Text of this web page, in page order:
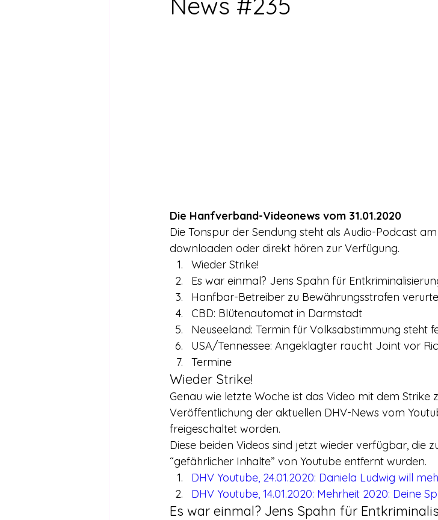
Die Hanfverband-Videonews vom 31.01.2020
Die Tonspur der Sendung steht als Audio-Podcast
downloaden oder direkt hören zur Verfügung.
Wieder Strike!
Es war einmal? Jens Spahn für
Hanfbar-Betreiber zu Bewährungsstrafen
CBD: Blütenautomat in Darmstadt
Neuseeland: Termin für Volksabstimmung steht
USA/Tennessee: Angeklagter raucht Joint vor
Termine
Wieder Strike!
Genau wie letzte Woche ist das Video mit dem Strike
Veröffentlichung der aktuellen DHV-News vom
freigeschaltet worden.
Diese beiden Videos sind jetzt wieder verfügbar, die
“gefährlicher Inhalte” von Youtube entfernt wurden.
DHV Youtube, 24.01.2020: Daniela Ludwig will
DHV Youtube, 14.01.2020: Mehrheit 2020: Deine
Es war einmal? Jens Spahn für